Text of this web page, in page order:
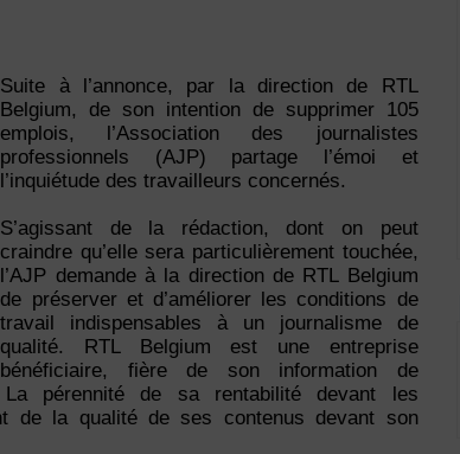
Suite à l’annonce, par la direction de RTL
Belgium, de son intention de supprimer 105
emplois, l’Association des journalistes
professionnels (AJP) partage l’émoi et
l’inquiétude des travailleurs concernés.
S’agissant de la rédaction, dont on peut
craindre qu’elle sera particulièrement touchée,
l’AJP demande à la direction de RTL Belgium
de préserver et d’améliorer les conditions de
travail indispensables à un journalisme de
qualité. RTL Belgium est une entreprise
bénéficiaire, fière de son information de
pérennité de sa rentabilité devant les
de la qualité de ses contenus devant son